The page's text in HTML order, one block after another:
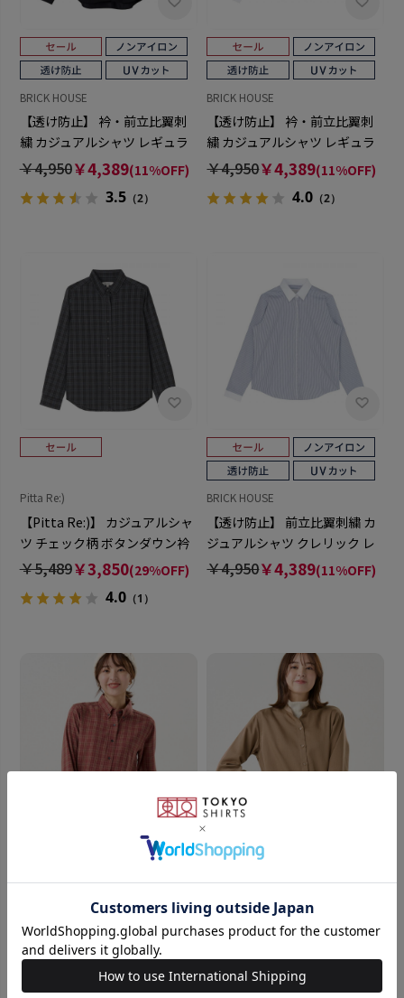
BRICK HOUSE
【透け防止】 衿・前立比翼刺
繍 カジュアルシャツ レギュラ
ー 長袖 レディース
￥4,950￥4,389(11%OFF)
3.5（2）
BRICK HOUSE
【透け防止】 衿・前立比翼刺
繍 カジュアルシャツ レギュラ
ー 長袖 レディース
￥4,950￥4,389(11%OFF)
4.0 （2）
Pitta Re:)
【Pitta Re:)】 カジュアルシャ
ツ チェック柄 ボタンダウン衿
長袖 レディース
￥5,489￥3,850(29%OFF)
4.0（1）
BRICK HOUSE
【透け防止】 前立比翼刺繍 カ
ジュアルシャツ クレリック レ
ギュラー 長袖 レディース
￥4,950￥4,389(11%OFF)
【Pitta Re:)】 カジュアルシャ
ツ チェック柄 ボタンダウン衿
長袖 レディース
￥5,489￥3,850(29%OFF)
3.0 （1）
サテン ワイドシルエット スタ
ンド衿 シャツ 長袖 レディース
￥5,489￥2,970